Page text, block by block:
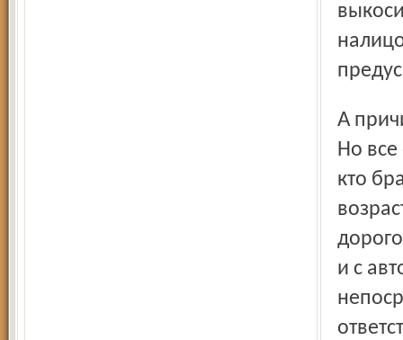
А причин, по которым участ-ки забрасывают, множество.
Но все
кто
и с